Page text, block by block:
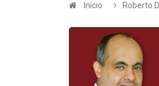
Inicio Roberto